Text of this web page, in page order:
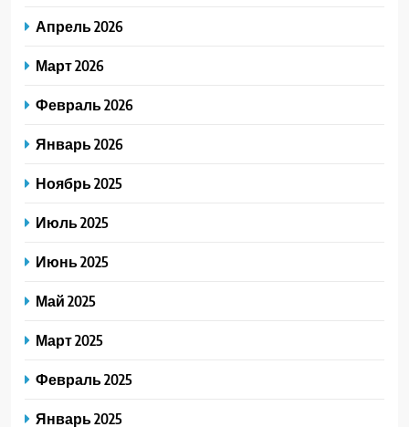
Апрель 2026
Март 2026
Февраль 2026
Январь 2026
Ноябрь 2025
Июль 2025
Июнь 2025
Май 2025
Март 2025
Февраль 2025
Январь 2025